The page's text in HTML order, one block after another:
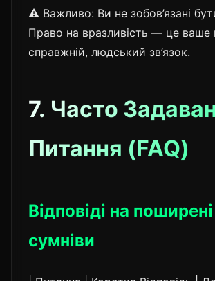
⚠️ Важливо: Ви не зобов’язані
Право на вразливість — це ваше
справжній, людський зв’язок.
7. Часто
Питання (FAQ)
Відповіді на поширені
сумніви